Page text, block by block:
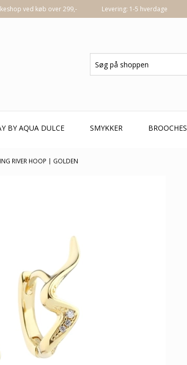
ved køb over 299,- Levering: 1-5 hverdage
BY AQUA DULCE SMYKKER BROOCHES
RIVER HOOP | GOLDEN